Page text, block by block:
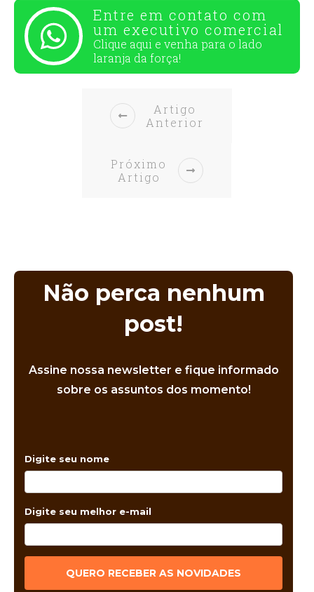
Entre em contato com
um executivo comercial
Clique aqui e venha para o lado
laranja da força!
Artigo
Anterior
Próximo
Artigo
Não perca nenhum
post!
Assine nossa newsletter e fique informado
sobre os assuntos dos momento!
Digite seu nome
Digite seu melhor e-mail
QUERO RECEBER AS NOVIDADES